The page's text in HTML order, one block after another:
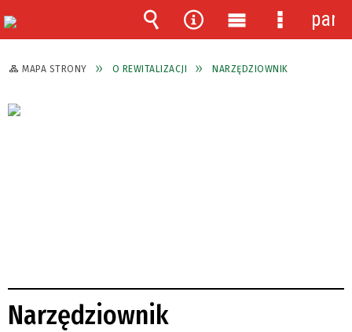
MAPA STRONY O REWITALIZACJI NARZĘDZIOWNIK
Narzędziownik
Wyszukiwarka
Narzędzia
Menu
główne
Menu